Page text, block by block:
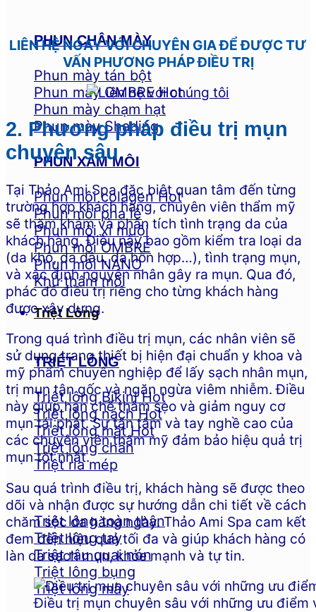
PHUN CHÂN MÀY
Phun mày tán bột
Phun mày OMBRE
Phun mày chạm hạt
Phun mày Shading
PHUN XĂM MÔI
Phun môi colagen
Phun môi pha lê
Phun môi xí muội
Phun môi OMBRE
Phun môi NANO
Khử thâm môi
Triệt Lông
TRIỆT LÔNG
Triệt lông Bikini
Triệt lông nách
Triệt lông mặt
Triệt lông chân
Triệt ria mép
Triệt lông toàn thân
Triệt lông tay
Triệt râu quai nón
Triệt lông bụng
Triệt lông mày
LIÊN HỆ NGAY VỚI CHUYÊN GIA ĐỂ ĐƯỢC TƯ
VẤN PHƯƠNG PHÁP ĐIỀU TRỊ
2. Phương pháp điều trị mụn
chuyên sâu
Tại Thảo Ami Spa đặc biệt quan tâm đến từng
trường hợp khách hàng, chuyên viên thẩm mỹ
sẽ thăm khám và phân tích tình trạng da của
khách hàng. Điều này bao gồm kiểm tra loại da
(da khô, da dầu, da hỗn hợp…), tình trạng mụn,
và xác định nguyên nhân gây ra mụn. Qua đó,
phác đồ điều trị riêng cho từng khách hàng
được xây dựng.
Trong quá trình điều trị mụn, các nhân viên sẽ
sử dụng trang thiết bị hiện đại chuẩn y khoa và
mỹ phẩm chuyên nghiệp để lấy sạch nhân mụn,
trị mụn tận gốc và ngăn ngừa viêm nhiễm. Điều
này giúp hạn chế thâm sẹo và giảm nguy cơ
mụn tái phát. Sự tận tâm và tay nghề cao của
các chuyên viên thẩm mỹ đảm bảo hiệu quả trị
mụn tốt nhất.
Sau quá trình điều trị, khách hàng sẽ được theo
dõi và nhận được sự hướng dẫn chi tiết về cách
chăm sóc da hàng ngày. Thảo Ami Spa cam kết
đem đến hiệu quả tối đa và giúp khách hàng có
làn da sạch mụn, khỏe mạnh và tự tin.
Điều trị mụn chuyên sâu với những ưu điểm